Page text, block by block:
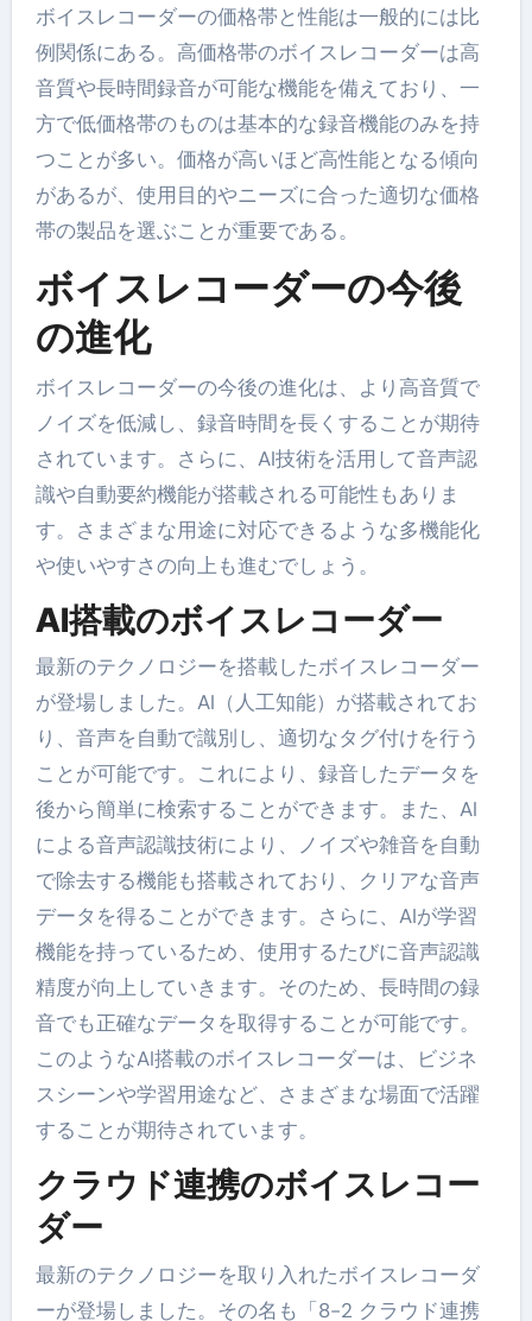
ボイスレコーダーの価格帯と性能は一般的には比
例関係にある。高価格帯のボイスレコーダーは高
音質や長時間録音が可能な機能を備えており、一
方で低価格帯のものは基本的な録音機能のみを持
つことが多い。価格が高いほど高性能となる傾向
があるが、使用目的やニーズに合った適切な価格
帯の製品を選ぶことが重要である。
ボイスレコーダーの今後
の進化
ボイスレコーダーの今後の進化は、より高音質で
ノイズを低減し、録音時間を長くすることが期待
されています。さらに、AI技術を活用して音声認
識や自動要約機能が搭載される可能性もありま
す。さまざまな用途に対応できるような多機能化
や使いやすさの向上も進むでしょう。
AI搭載のボイスレコーダー
最新のテクノロジーを搭載したボイスレコーダー
が登場しました。AI（人工知能）が搭載されてお
り、音声を自動で識別し、適切なタグ付けを行う
ことが可能です。これにより、録音したデータを
後から簡単に検索することができます。また、AI
による音声認識技術により、ノイズや雑音を自動
で除去する機能も搭載されており、クリアな音声
データを得ることができます。さらに、AIが学習
機能を持っているため、使用するたびに音声認識
精度が向上していきます。そのため、長時間の録
音でも正確なデータを取得することが可能です。
このようなAI搭載のボイスレコーダーは、ビジネ
スシーンや学習用途など、さまざまな場面で活躍
することが期待されています。
クラウド連携のボイスレコー
ダー
最新のテクノロジーを取り入れたボイスレコーダ
ーが登場しました。その名も「8-2 クラウド連携